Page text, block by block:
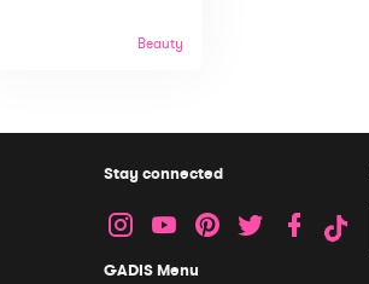
Beauty
Stay connected
GADIS Menu